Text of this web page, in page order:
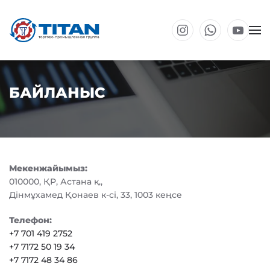
Перейти к основному содержанию
БАЙЛАНЫС
Мекенжайымыз:
010000, ҚР, Астана қ.,
Дінмұхамед Қонаев к-сі, 33, 1003 кеңсе
Телефон:
+7 701 419 2752
+7 7172 50 19 34
+7 7172 48 34 86